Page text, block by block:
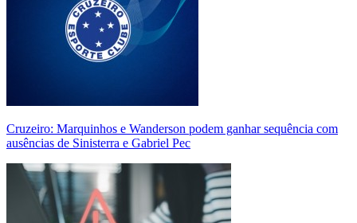
Cruzeiro: Marquinhos e Wanderson podem ganhar sequência com
ausências de Sinisterra e Gabriel Pec